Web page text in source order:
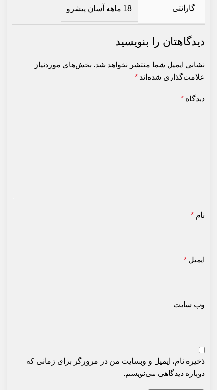
گارانتی 18 ماهه آسان پیشرو
دیدگاهتان را بنویسید
نشانی ایمیل شما منتشر نخواهد شد. بخش‌های موردنیاز
علامت‌گذاری شده‌اند *
دیدگاه *
نام *
ایمیل *
وب‌ سایت
ذخیره نام، ایمیل و وبسایت من در مرورگر برای زمانی که
دوباره دیدگاهی می‌نویسم.